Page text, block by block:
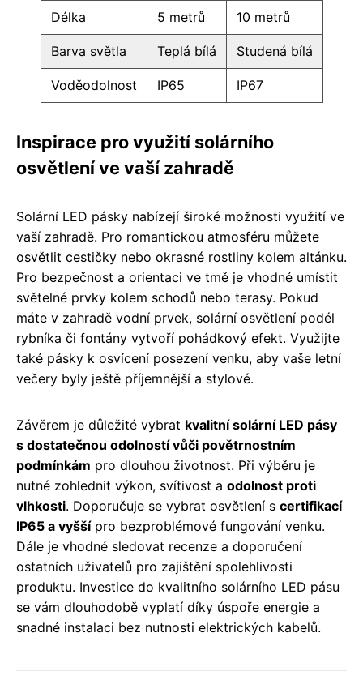
Délka 5 metrů 10 metrů
Barva světla Teplá bílá Studená bílá
Voděodolnost IP65 IP67
Inspirace pro využití solárního
osvětlení ve vaší zahradě
Solární LED pásky nabízejí široké možnosti využití ve
vaší zahradě. Pro romantickou atmosféru můžete
osvětlit cestičky nebo okrasné rostliny kolem altánku.
Pro bezpečnost a orientaci ve tmě je vhodné umístit
světelné prvky kolem schodů nebo terasy. Pokud
máte v zahradě vodní prvek, solární osvětlení podél
rybníka či fontány vytvoří pohádkový efekt. Využijte
také pásky k osvícení posezení venku, aby vaše letní
večery byly ještě příjemnější a stylové.
Závěrem je důležité vybrat kvalitní solární LED pásy
s dostatečnou odolností vůči povětrnostním
podmínkám pro dlouhou životnost. Při výběru je
nutné zohlednit výkon, svítivost a odolnost proti
vlhkosti. Doporučuje se vybrat osvětlení s certifikací
IP65 a vyššípro bezproblémové fungování venku.
Dále je vhodné sledovat recenze a doporučení
ostatních uživatelů pro zajištění spolehlivosti
produktu. Investice do kvalitního solárního LED pásu
se vám dlouhodobě vyplatí díky úspoře energie a
snadné instalaci bez nutnosti elektrických kabelů.